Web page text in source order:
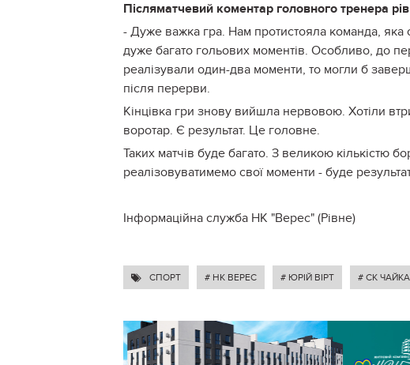
Післяматчевий коментар головного тренера
- Дуже важка гра. Нам протистояла команда,
дуже багато гольових моментів. Особливо, до
реалізували один-два моменти, то могли б
після перерви.
Кінцівка гри знову вийшла нервовою. Хотіли
воротар. Є результат. Це головне.
Таких матчів буде багато. З великою кількістю
реалізовуватимемо свої моменти - буде
Інформаційна служба НК "Верес" (Рівне)
СПОРТ # НК ВЕРЕС # ЮРІЙ ВІРТ # СК ЧАЙКА